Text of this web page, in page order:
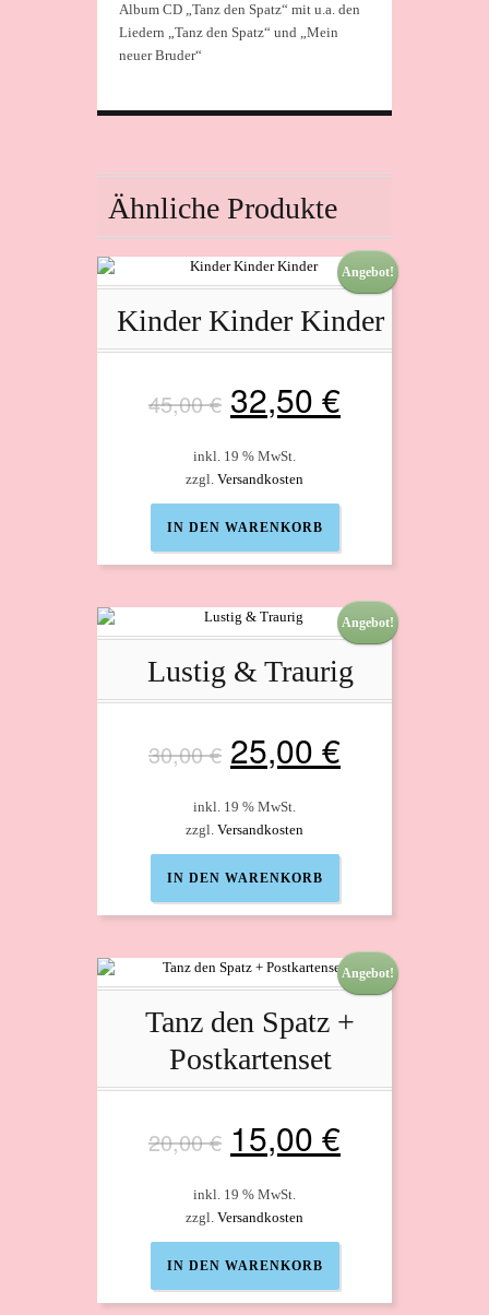
Album CD „Tanz den Spatz“ mit u.a. den
Liedern „Tanz den Spatz“ und „Mein
neuer Bruder“
Ähnliche Produkte
Angebot!
Kinder Kinder Kinder
45,00€ Ursprünglicher
Preis
war:
45,00 €
32,50 €Aktueller
ist:
32,50 €.
inkl. 19 % MwSt.
zzgl. Versandkosten
IN DEN WARENKORB
Angebot!
Lustig & Traurig
30,00€ Ursprünglicher
Preis
war:
30,00 €
25,00 €Aktueller
ist:
25,00 €.
inkl. 19 % MwSt.
zzgl. Versandkosten
IN DEN WARENKORB
Angebot!
Tanz den Spatz +
Postkartenset
20,00€ Ursprünglicher
Preis
war:
20,00 €
15,00 €Aktueller
ist:
15,00 €.
inkl. 19 % MwSt.
zzgl. Versandkosten
IN DEN WARENKORB